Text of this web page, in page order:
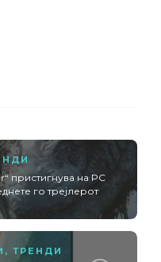
пристигнува на PC
го трејлерот
, ТРЕНДИ